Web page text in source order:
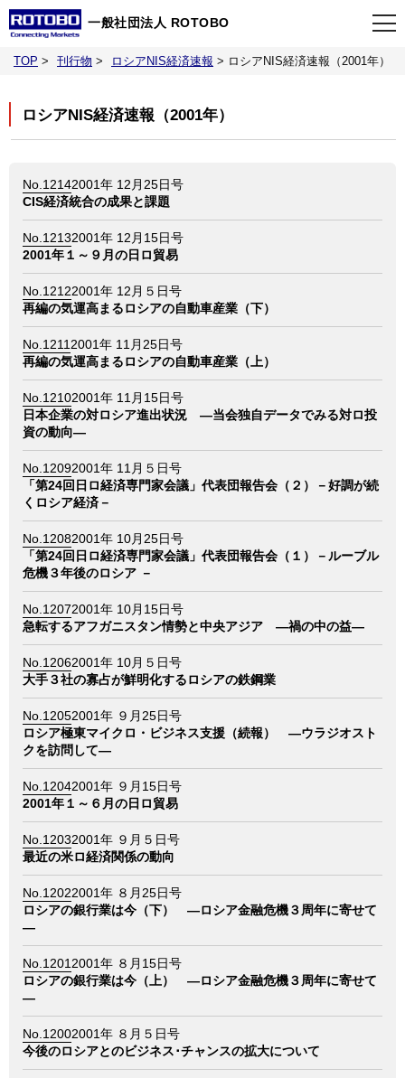
一般社団法人 ROTOBO
当会について
イベント
事業案内
刊行物
情報館
TOP > 刊行物 > ロシアNIS経済速報 > ロシアNIS経済速報（2001年）
ロシアNIS経済速報（2001年）
No.12142001年 12月25日号
CIS経済統合の成果と課題
No.12132001年 12月15日号
2001年１～９月の日ロ貿易
No.12122001年 12月５日号
再編の気運高まるロシアの自動車産業（下）
No.1211 2001年 11月25日号
再編の気運高まるロシアの自動車産業（上）
No.12102001年 11月15日号
日本企業の対ロシア進出状況 ―当会独自データでみる対ロ投
資の動向―
No.12092001年 11月５日号
「第24回日ロ経済専門家会議」代表団報告会（２）－好調が続
くロシア経済－
No.12082001年 10月25日号
「第24回日ロ経済専門家会議」代表団報告会（１）－ルーブル
危機３年後のロシア －
No.12072001年 10月15日号
急転するアフガニスタン情勢と中央アジア ―禍の中の益―
No.12062001年 10月５日号
大手３社の寡占が鮮明化するロシアの鉄鋼業
No.12052001年 ９月25日号
ロシア極東マイクロ・ビジネス支援（続報） ―ウラジオスト
クを訪問して―
No.12042001年 ９月15日号
2001年１～６月の日ロ貿易
No.12032001年 ９月５日号
最近の米ロ経済関係の動向
No.12022001年 ８月25日号
ロシアの銀行業は今（下） ―ロシア金融危機３周年に寄せて
―
No.1201 2001年 ８月15日号
ロシアの銀行業は今（上） ―ロシア金融危機３周年に寄せて
―
No.12002001年 ８月５日号
今後のロシアとのビジネス･チャンスの拡大について